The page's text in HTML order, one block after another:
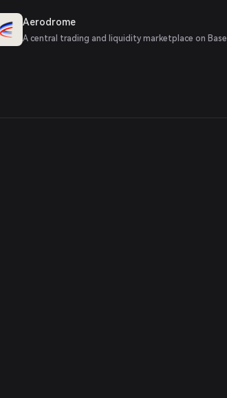
Aerodrome
A central trading and liquidity marketplace on Base